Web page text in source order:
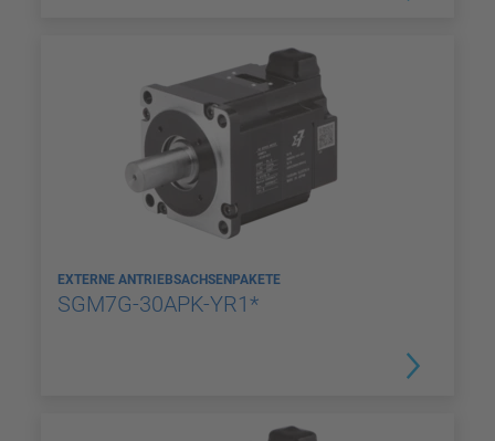
EXTERNE ANTRIEBSACHSENPAKETE
SGM7G-30APK-YR1*